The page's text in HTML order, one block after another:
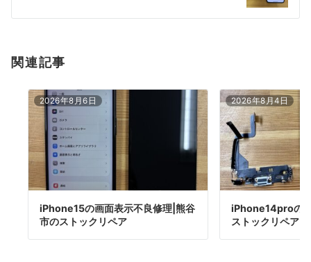
ン
関連記事
2026年8月6日
iPhone15の画面表示不良修理|熊谷
市のストックリペア
2026年8月4日
iPhone14proの
ストックリペア